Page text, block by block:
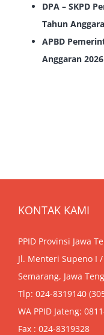
DPA – SKPD
Tahun
APBD
Anggaran 2026
KONTAK KAMI
PPID Provinsi Jawa
Jl. Menteri Supeno I
Semarang, Jawa
Tlp: 024-8319140
WA PPID Jateng:
Fax : 024-8319328